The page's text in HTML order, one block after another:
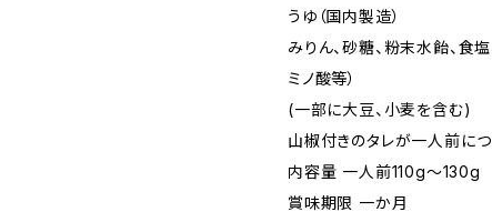
うゆ（国内製造）
みりん、砂糖、粉末水飴、食
ミノ酸等）
(一部に大豆、小麦を含む)
山椒付きのタレが一人前に
内容量 一人前110g～
賞味期限 一か月